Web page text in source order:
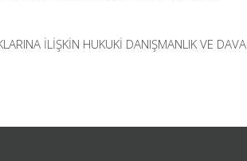
İLİŞKİN HUKUKİ DANIŞMANLIK VE DAVA